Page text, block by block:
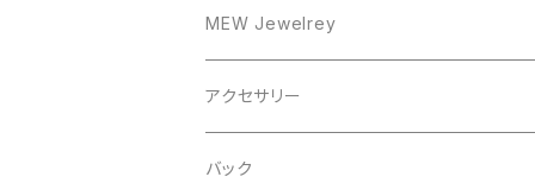
MEW Jewelrey
ピアス/イヤリング
ピアス
ネックレス
アクセサリー
ピアス
バック